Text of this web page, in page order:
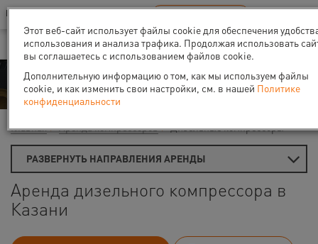
Ваш город:Казань
В Вашем регионе нет наших офисов RU EN
Аренда
Главная Аренда компрессоров Дизельные компрессоры
РАЗВЕРНУТЬ НАПРАВЛЕНИЯ АРЕНДЫ
Аренда дизельного компрессора в
Казани
Этот веб-сайт использует файлы cookie для обеспечения
использования и анализа трафика. Продолжая использовать
вы соглашаетесь с использованием файлов cookie.
Дополнительную информацию о том, как мы используем файлы
cookie, и как изменить свои настройки, см. в нашей Политике
конфиденциальности